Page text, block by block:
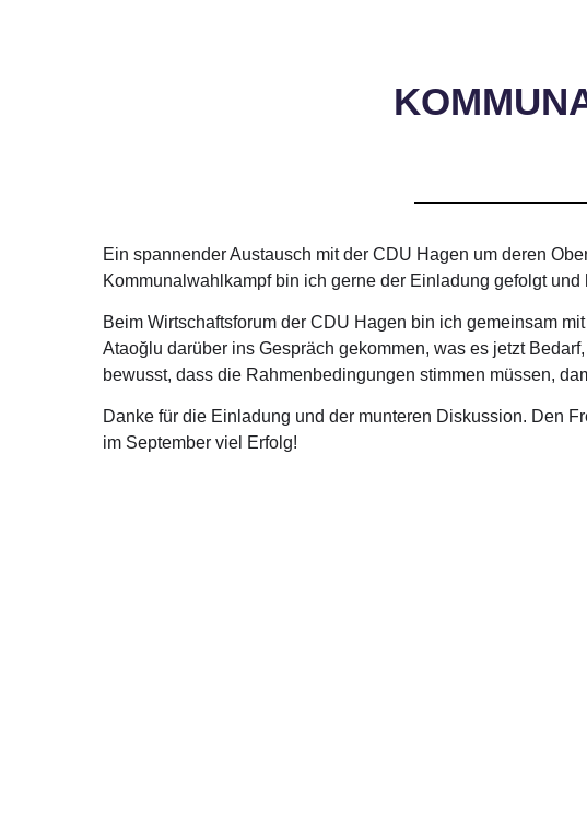
Ein spannender Austausch mit der CDU Hagen um deren
Kommunalwahlkampf bin ich gerne der Einladung gefolgt
Beim Wirtschaftsforum der CDU Hagen bin ich gemeinsam
Ataoğlu darüber ins Gespräch gekommen, was es jetzt
bewusst, dass die Rahmenbedingungen stimmen müssen,
Danke für die Einladung und der munteren Diskussion. Den
im September viel Erfolg!